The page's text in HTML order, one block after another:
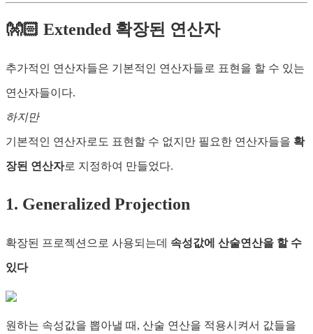
👐🏻 Extended 확장된 연산자
추가적인 연산자들은 기본적인 연산자들로 표현을 할 수 있는
연산자들이다.
하지만
기본적인 연산자로도 표현할 수 없지만 필요한 연산자들을 확
장된 연산자로 지정하여 만들었다.
1. Generalized Projection
확장된 프로젝션으로 사용되는데 속성값에 산술연산을 할 수
있다
원하는 속성값을 뽑아낼 때, 산술 연산을 적용시켜서 값들을